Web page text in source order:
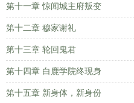
第十一章 惊闻城主府叛变
第十二章 穆家谢礼
第十三章 轮回鬼君
第十四章 白鹿学院终现身
第十五章 新身体，新身份